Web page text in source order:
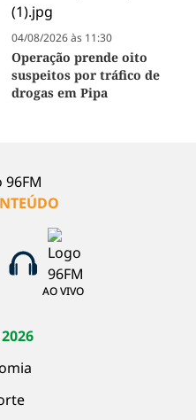
04/08/2026 às 11:30
Operação prende oito
suspeitos por tráfico de
drogas em Pipa
AO VIVO